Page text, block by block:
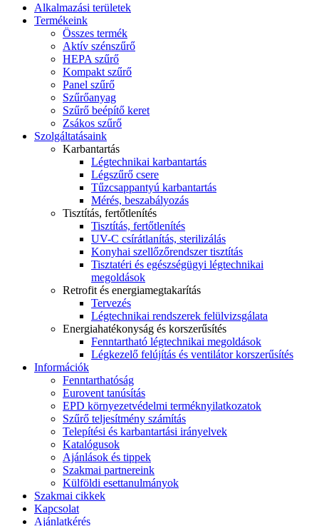
Alkalmazási területek
Termékeink
Összes termék
Aktív szénszűrő
HEPA szűrő
Kompakt szűrő
Panel szűrő
Szűrőanyag
Szűrő beépítő keret
Zsákos szűrő
Szolgáltatásaink
Karbantartás
Légtechnikai karbantartás
Légszűrő csere
Tűzcsappantyú karbantartás
Mérés, beszabályozás
Tisztítás, fertőtlenítés
Tisztítás, fertőtlenítés
UV-C csírátlanítás, sterilizálás
Konyhai szellőzőrendszer tisztítás
Tisztatéri és egészségügyi légtechnikai
megoldások
Retrofit és energiamegtakarítás
Tervezés
Légtechnikai rendszerek felülvizsgálata
Energiahatékonyság és korszerűsítés
Fenntartható légtechnikai megoldások
Légkezelő felújítás és ventilátor korszerűsítés
Információk
Fenntarthatóság
Eurovent tanúsítás
EPD környezetvédelmi terméknyilatkozatok
Szűrő teljesítmény számítás
Telepítési és karbantartási irányelvek
Katalógusok
Ajánlások és tippek
Szakmai partnereink
Külföldi esettanulmányok
Szakmai cikkek
Kapcsolat
Ajánlatkérés